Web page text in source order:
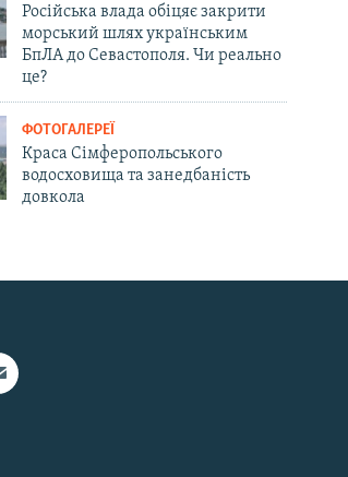
Російська влада обіцяє закрити
морський шлях українським
БпЛА до Севастополя. Чи реально
це?
ФОТОГАЛЕРЕЇ
Краса Сімферопольського
водосховища та занедбаність
довкола